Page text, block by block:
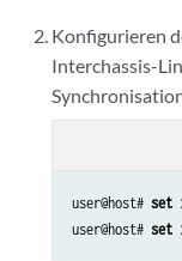
Konfigurieren
Interchassis-
user@host# set
user@host# set